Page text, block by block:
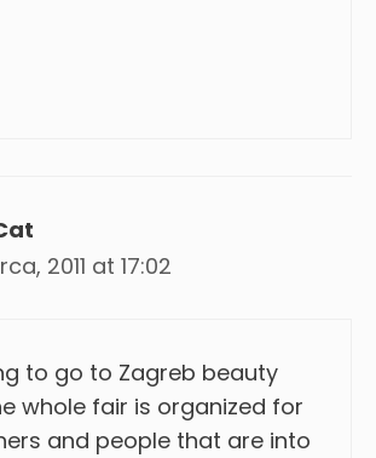
2011 at 17:02
to go to Zagreb beauty
whole fair is organized for
and people that are into